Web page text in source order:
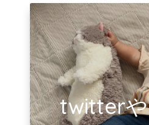
twitter